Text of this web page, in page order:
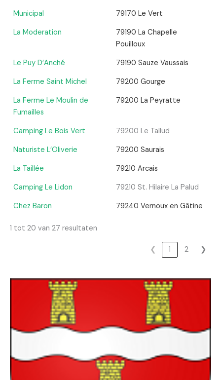
Municipal
79170 Le Vert
La Moderation
79190 La Chapelle
Pouilloux
Le Puy D’Anché
79190 Sauze Vaussais
La Ferme Saint Michel
79200 Gourge
La Ferme Le Moulin de
Fumailles
79200 La Peyratte
Camping Le Bois Vert
79200 Le Tallud
Naturiste L’Oliverie
79200 Saurais
La Taillée
79210 Arcais
Camping Le Lidon
79210 St. Hilaire La Palud
Chez Baron
79240 Vernoux en Gâtine
1 tot 20 van 27 resultaten
❮ 1 2 ❯